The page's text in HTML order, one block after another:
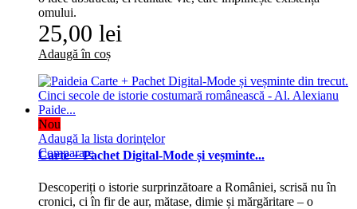
omului.
25,00 lei
Adaugă în coș
Nou
Adaugă la lista dorinţelor
Comparare
Carte + Pachet Digital-Mode și veșminte...
Descoperiți o istorie surprinzătoare a României, scrisă nu în
cronici, ci în fir de aur, mătase, dimie și mărgăritare – o